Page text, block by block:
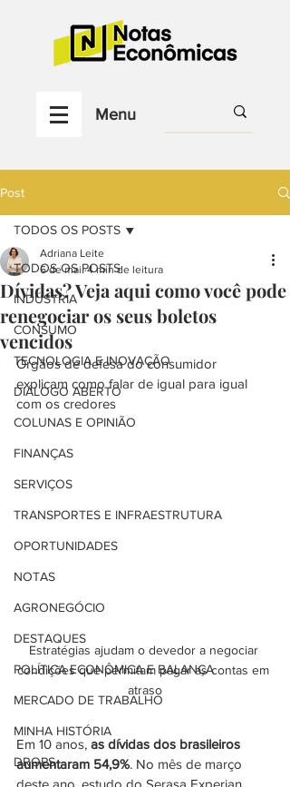
Menu
Post
TODOS OS POSTS
INDÚSTRIA
CONSUMO
TECNOLOGIA E INOVAÇÃO
DIÁLOGO ABERTO
COLUNAS E OPINIÃO
FINANÇAS
SERVIÇOS
TRANSPORTES E INFRAESTRUTURA
OPORTUNIDADES
NOTAS
AGRONEGÓCIO
DESTAQUES
POLÍTICA ECONÔMICA E BALANÇA
MERCADO DE TRABALHO
MINHA HISTÓRIA
DROPS
TODOS OS POSTS
Dívidas? Veja aqui como você pode
renegociar os seus boletos
vencidos
Adriana Leite
6 de mai. 4 min de leitura
Órgãos de defesa do consumidor
explicam como falar de igual para igual
com os credores
Estratégias ajudam o devedor a negociar
condições que permitam pagar as contas em
atraso
Em 10 anos, as dívidas dos brasileiros
aumentaram 54,9%. No mês de março